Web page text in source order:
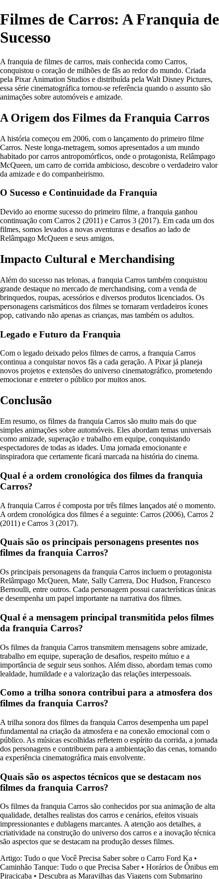
Filmes de Carros: A Franquia de
Sucesso
A franquia de filmes de carros, mais conhecida como Carros,
conquistou o coração de milhões de fãs ao redor do mundo. Criada
pela Pixar Animation Studios e distribuída pela Walt Disney Pictures,
essa série cinematográfica tornou-se referência quando o assunto são
animações sobre automóveis e amizade.
A Origem dos Filmes da Franquia Carros
A história começou em 2006, com o lançamento do primeiro filme
Carros. Neste longa-metragem, somos apresentados a um mundo
habitado por carros antropomórficos, onde o protagonista, Relâmpago
McQueen, um carro de corrida ambicioso, descobre o verdadeiro valor
da amizade e do companheirismo.
O Sucesso e Continuidade da Franquia
Devido ao enorme sucesso do primeiro filme, a franquia ganhou
continuação com Carros 2 (2011) e Carros 3 (2017). Em cada um dos
filmes, somos levados a novas aventuras e desafios ao lado de
Relâmpago McQueen e seus amigos.
Impacto Cultural e Merchandising
Além do sucesso nas telonas, a franquia Carros também conquistou
grande destaque no mercado de merchandising, com a venda de
brinquedos, roupas, acessórios e diversos produtos licenciados. Os
personagens carismáticos dos filmes se tornaram verdadeiros ícones
pop, cativando não apenas as crianças, mas também os adultos.
Legado e Futuro da Franquia
Com o legado deixado pelos filmes de carros, a franquia Carros
continua a conquistar novos fãs a cada geração. A Pixar já planeja
novos projetos e extensões do universo cinematográfico, prometendo
emocionar e entreter o público por muitos anos.
Conclusão
Em resumo, os filmes da franquia Carros são muito mais do que
simples animações sobre automóveis. Eles abordam temas universais
como amizade, superação e trabalho em equipe, conquistando
espectadores de todas as idades. Uma jornada emocionante e
inspiradora que certamente ficará marcada na história do cinema.
Qual é a ordem cronológica dos filmes da franquia
Carros?
A franquia Carros é composta por três filmes lançados até o momento.
A ordem cronológica dos filmes é a seguinte: Carros (2006), Carros 2
(2011) e Carros 3 (2017).
Quais são os principais personagens presentes nos
filmes da franquia Carros?
Os principais personagens da franquia Carros incluem o protagonista
Relâmpago McQueen, Mate, Sally Carrera, Doc Hudson, Francesco
Bernoulli, entre outros. Cada personagem possui características únicas
e desempenha um papel importante na narrativa dos filmes.
Qual é a mensagem principal transmitida pelos filmes
da franquia Carros?
Os filmes da franquia Carros transmitem mensagens sobre amizade,
trabalho em equipe, superação de desafios, respeito mútuo e a
importância de seguir seus sonhos. Além disso, abordam temas como
lealdade, humildade e a valorização das relações interpessoais.
Como a trilha sonora contribui para a atmosfera dos
filmes da franquia Carros?
A trilha sonora dos filmes da franquia Carros desempenha um papel
fundamental na criação da atmosfera e na conexão emocional com o
público. As músicas escolhidas refletem o espírito da corrida, a jornada
dos personagens e contribuem para a ambientação das cenas, tornando
a experiência cinematográfica mais envolvente.
Quais são os aspectos técnicos que se destacam nos
filmes da franquia Carros?
Os filmes da franquia Carros são conhecidos por sua animação de alta
qualidade, detalhes realistas dos carros e cenários, efeitos visuais
impressionantes e dublagens marcantes. A atenção aos detalhes, a
criatividade na construção do universo dos carros e a inovação técnica
são aspectos que se destacam na produção desses filmes.
Artigo: Tudo o que Você Precisa Saber sobre o Carro Ford Ka •
Caminhão Tanque: Tudo o que Precisa Saber• Horários de Ônibus em
Piracicaba • Descubra as Maravilhas das Viagens com Submarino